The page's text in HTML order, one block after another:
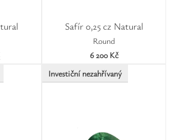
Safír 0,25 cz Natural
Round
6 200 Kč
Investiční nezahřívaný